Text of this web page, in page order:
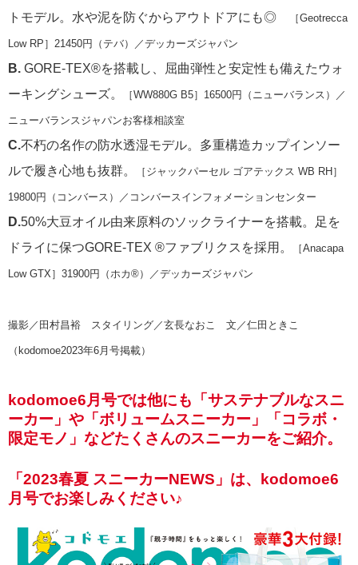
トモデル。水や泥を防ぐからアウトドアにも◎
［Geotrecca
Low RP］21450円（テバ）／デッカーズジャパン
B. GORE-TEX®を搭載し、屈曲弾性と安定性も備えたウォ
ーキングシューズ。
［WW880G B5］16500円（ニューバランス）／
ニューバランスジャパンお客様相談室
C.不朽の名作の防水透湿モデル。多重構造カップインソー
ルで履き心地も抜群。
［ジャックパーセル ゴアテックス WB RH］
19800円（コンバース）／コンバースインフォメーションセンター
D.50%大豆オイル由来原料のソックライナーを搭載。足を
ドライに保つGORE-TEX ®ファブリクスを採用。
［Anacapa
Low GTX］31900円（ホカ®）／デッカーズジャパン
撮影／田村昌裕 スタイリング／玄長なおこ 文／仁田ときこ
（kodomoe2023年6月号掲載）
kodomoe6月号では他にも「サステナブルなスニ
ーカー」や「ボリュームスニーカー」「コラボ・
限定モノ」などたくさんのスニーカーをご紹介。
「2023春夏 スニーカーNEWS」は、kodomoe6
月号でお楽しみください♪